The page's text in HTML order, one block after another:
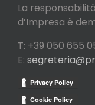
La
d’Impresa è
T: +39 050 655
E: